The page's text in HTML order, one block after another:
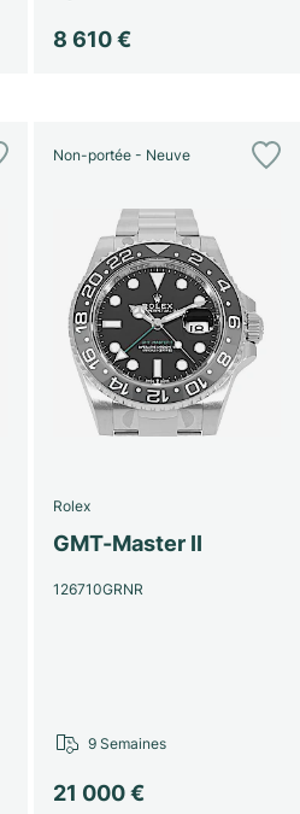
8 610 €
Non-portée - Neuve
Rolex
GMT-Master II
126710GRNR
21 000 €
9 Semaines